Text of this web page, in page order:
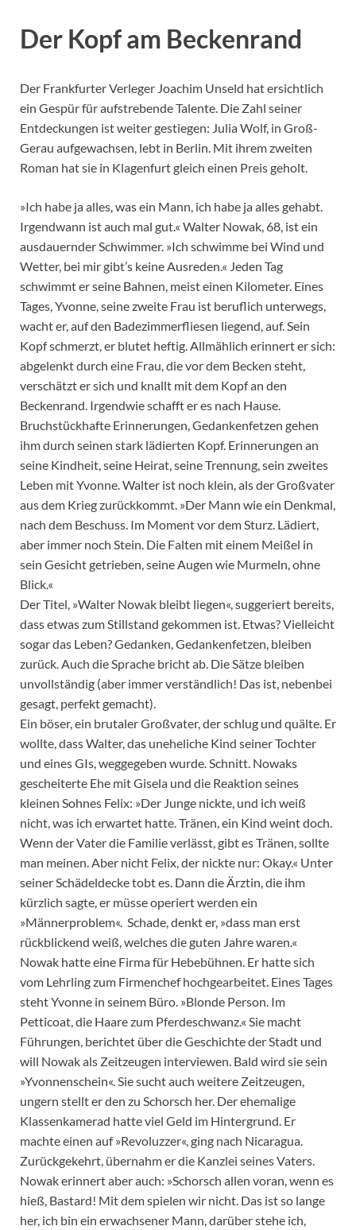
Der Kopf am Beckenrand
Der Frankfurter Verleger Joachim Unseld hat ersichtlich
ein Gespür für aufstrebende Talente. Die Zahl seiner
Entdeckungen ist weiter gestiegen: Julia Wolf, in Groß-
Gerau aufgewachsen, lebt in Berlin. Mit ihrem zweiten
Roman hat sie in Klagenfurt gleich einen Preis geholt.
»Ich habe ja alles, was ein Mann, ich habe ja alles gehabt.
Irgendwann ist auch mal gut.« Walter Nowak, 68, ist ein
ausdauernder Schwimmer. »Ich schwimme bei Wind und
Wetter, bei mir gibt’s keine Ausreden.« Jeden Tag
schwimmt er seine Bahnen, meist einen Kilometer. Eines
Tages, Yvonne, seine zweite Frau ist beruflich unterwegs,
wacht er, auf den Badezimmerfliesen liegend, auf. Sein
Kopf schmerzt, er blutet heftig. Allmählich erinnert er sich:
abgelenkt durch eine Frau, die vor dem Becken steht,
verschätzt er sich und knallt mit dem Kopf an den
Beckenrand. Irgendwie schafft er es nach Hause.
Bruchstückhafte Erinnerungen, Gedankenfetzen gehen
ihm durch seinen stark lädierten Kopf. Erinnerungen an
seine Kindheit, seine Heirat, seine Trennung, sein zweites
Leben mit Yvonne. Walter ist noch klein, als der Großvater
aus dem Krieg zurückkommt. »Der Mann wie ein Denkmal,
nach dem Beschuss. Im Moment vor dem Sturz. Lädiert,
aber immer noch Stein. Die Falten mit einem Meißel in
sein Gesicht getrieben, seine Augen wie Murmeln, ohne
Blick.«
Der Titel, »Walter Nowak bleibt liegen«, suggeriert bereits,
dass etwas zum Stillstand gekommen ist. Etwas? Vielleicht
sogar das Leben? Gedanken, Gedankenfetzen, bleiben
zurück. Auch die Sprache bricht ab. Die Sätze bleiben
unvollständig (aber immer verständlich! Das ist, nebenbei
gesagt, perfekt gemacht).
Ein böser, ein brutaler Großvater, der schlug und quälte. Er
wollte, dass Walter, das uneheliche Kind seiner Tochter
und eines GIs, weggegeben wurde. Schnitt. Nowaks
gescheiterte Ehe mit Gisela und die Reaktion seines
kleinen Sohnes Felix: »Der Junge nickte, und ich weiß
nicht, was ich erwartet hatte. Tränen, ein Kind weint doch.
Wenn der Vater die Familie verlässt, gibt es Tränen, sollte
man meinen. Aber nicht Felix, der nickte nur: Okay.« Unter
seiner Schädeldecke tobt es. Dann die Ärztin, die ihm
kürzlich sagte, er müsse operiert werden ein
»Männerproblem«. Schade, denkt er, »dass man erst
rückblickend weiß, welches die guten Jahre waren.«
Nowak hatte eine Firma für Hebebühnen. Er hatte sich
vom Lehrling zum Firmenchef hochgearbeitet. Eines Tages
steht Yvonne in seinem Büro. »Blonde Person. Im
Petticoat, die Haare zum Pferdeschwanz.« Sie macht
Führungen, berichtet über die Geschichte der Stadt und
will Nowak als Zeitzeugen interviewen. Bald wird sie sein
»Yvonnenschein«. Sie sucht auch weitere Zeitzeugen,
ungern stellt er den zu Schorsch her. Der ehemalige
Klassenkamerad hatte viel Geld im Hintergrund. Er
machte einen auf »Revoluzzer«, ging nach Nicaragua.
Zurückgekehrt, übernahm er die Kanzlei seines Vaters.
Nowak erinnert aber auch: »Schorsch allen voran, wenn es
hieß, Bastard! Mit dem spielen wir nicht. Das ist so lange
her, ich bin ein erwachsener Mann, darüber stehe ich,